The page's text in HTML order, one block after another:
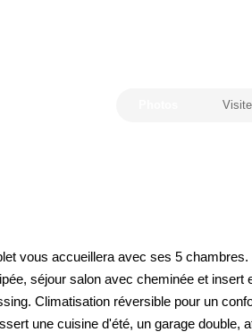
vous accueillera avec ses 5
séjour salon avec cheminée et insert
Climatisation réversible pour un
une cuisine d'été, un garage double,